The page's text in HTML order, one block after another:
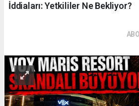
İddiaları: Yetkililer Ne Bekliyor?